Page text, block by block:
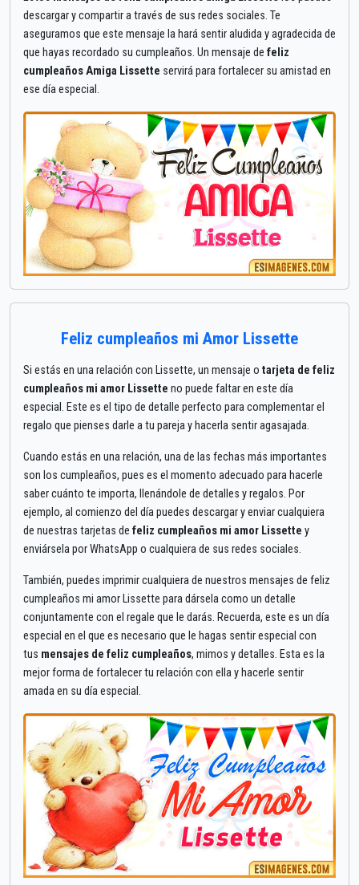
descargar y compartir a través de sus redes sociales. Te
aseguramos que este mensaje la hará sentir aludida y agradecida de
que hayas recordado su cumpleaños. Un mensaje de feliz
cumpleaños Amiga Lissette servirá para fortalecer su amistad en
ese día especial.
Feliz cumpleaños mi Amor Lissette
Si estás en una relación con Lissette, un mensaje o tarjeta de feliz
cumpleaños mi amor Lissette no puede faltar en este día
especial. Este es el tipo de detalle perfecto para complementar el
regalo que pienses darle a tu pareja y hacerla sentir agasajada.
Cuando estás en una relación, una de las fechas más importantes
son los cumpleaños, pues es el momento adecuado para hacerle
saber cuánto te importa, llenándole de detalles y regalos. Por
ejemplo, al comienzo del día puedes descargar y enviar cualquiera
de nuestras tarjetas de feliz cumpleaños mi amor Lissette y
enviársela por WhatsApp o cualquiera de sus redes sociales.
También, puedes imprimir cualquiera de nuestros mensajes de feliz
cumpleaños mi amor Lissette para dársela como un detalle
conjuntamente con el regale que le darás. Recuerda, este es un día
especial en el que es necesario que le hagas sentir especial con
tus mensajes de feliz cumpleaños, mimos y detalles. Esta es la
mejor forma de fortalecer tu relación con ella y hacerle sentir
amada en su día especial.